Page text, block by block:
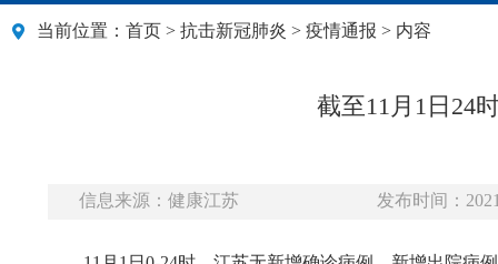
当前位置： 首页 > 抗击新冠肺炎 > 疫情通报 > 内容
截至11月1日24
信息来源：健康江苏 发布时间：